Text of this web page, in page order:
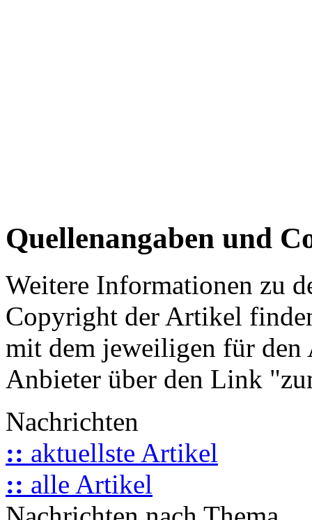
Quellenangaben und
Weitere Informationen zu
Copyright der Artikel
mit dem jeweiligen für
Anbieter über den Link
Nachrichten
:: aktuellste Artikel
:: alle Artikel